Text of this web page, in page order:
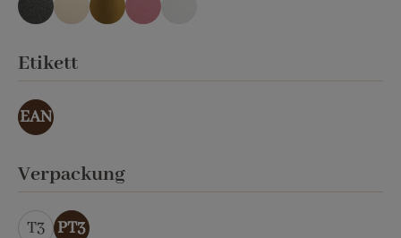
anthrazit Emery
creme Emery
gold-effektorchid Emery
Etikettauswählen
EAN
Verpackungauswählen
T3 PT3